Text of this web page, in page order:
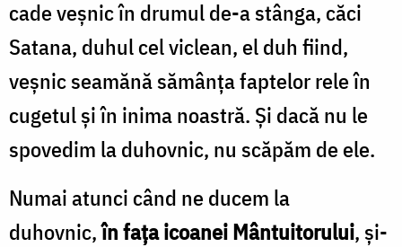
cade veșnic în drumul de-a stânga, căci
Satana, duhul cel viclean, el duh fiind,
veșnic seamănă sămânța faptelor rele în
cugetul și în inima noastră. Și dacă nu le
spovedim la duhovnic, nu scăpăm de ele.
Numai atunci când ne ducem la
duhovnic,în fața icoanei Mântuitorului, și-